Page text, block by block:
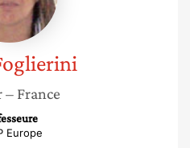
– France
Europe